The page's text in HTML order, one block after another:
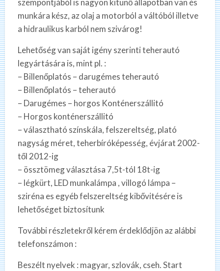
szempontjából is nagyon kitünő állapotban van és
munkára kész, az olaj a motorból a váltóból illetve
a hidraulikus karból nem szivárog!
Lehetőség van saját igény szerinti teherautó
legyártására is, mint pl. :
– Billenőplatós – darugémes teherautó
– Billenőplatós – teherautó
– Darugémes – horgos Konténerszállitó
– Horgos konténerszállitó
– választható színskála, felszereltség, plató
nagyság méret, teherbíróképesség, évjárat 2002-
től 2012-ig
– össztömeg választása 7,5t-tól 18t-ig
– légkürt, LED munkalámpa , villogó lámpa –
sziréna es egyéb felszereltség kibővitésére is
lehetőséget biztosítunk
További részletekről kérem érdeklődjön az alábbi
telefonszámon :
Beszélt nyelvek : magyar, szlovák, cseh. Start